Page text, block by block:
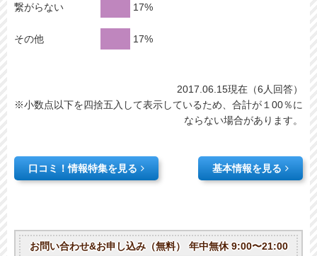
繋がらない
その他
2017.06.15現在（6人回答）
※小数点以下を四捨五入して表示しているため、合計が１00％に
ならない場合があります。
基本情報を見る
口コミ！情報特集を見る
お問い合わせ&お申し込み（無料） 年中無休 9:00〜21:00